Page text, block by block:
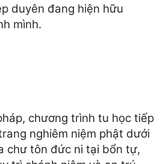
duyên đang hiện hữu
mình.
chương trình tu học tiếp
nghiêm niệm phật dưới
chư tôn đức ni tại bổn tự,